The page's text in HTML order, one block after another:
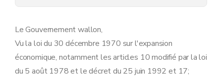
Art.12bis
Art. 14
Art. 15
Art. 16
Art. 17
Le Gouvernement wallon,
Vu la loi du 30 décembre 1970 sur l'expansion
économique, notamment les articles 10 modifié par la loi
du 5 août 1978 et le décret du 25 juin 1992 et 17;